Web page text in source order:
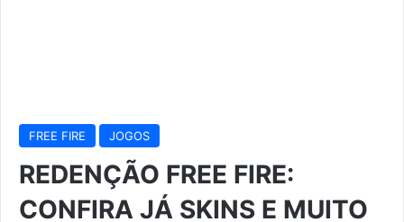
FREE FIRE JOGOS
REDENÇÃO FREE FIRE:
CONFIRA JÁ SKINS E MUITO